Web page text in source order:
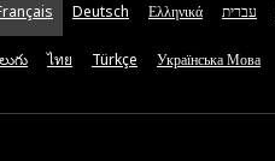
Deutsch Ελληνικά עברית
ไทย Türkçe Українська Мова